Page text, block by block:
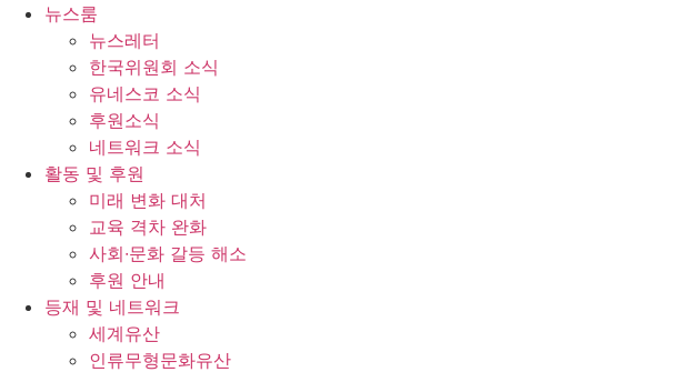
뉴스룸
뉴스레터
한국위원회 소식
유네스코 소식
후원소식
네트워크 소식
활동 및 후원
미래 변화 대처
교육 격차 완화
사회∙문화 갈등 해소
후원 안내
등재 및 네트워크
세계유산
인류무형문화유산